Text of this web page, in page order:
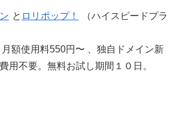
と ロリポップ！
（ハイスピードプラ
額使用料550円〜 、独自ドメイン新
用不要。無料お試し期間１０日。